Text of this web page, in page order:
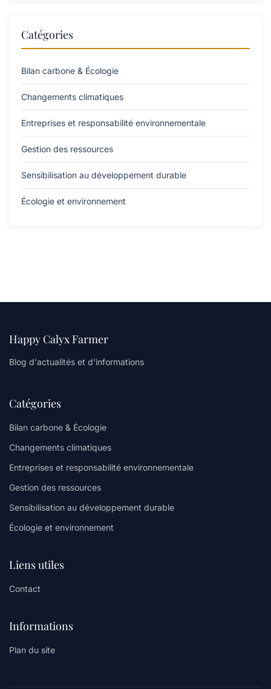
Catégories
Bilan carbone & Écologie
Changements climatiques
Entreprises et responsabilité environnementale
Gestion des ressources
Sensibilisation au développement durable
Écologie et environnement
Happy Calyx Farmer
Blog d'actualités et d'informations
Catégories
Bilan carbone & Écologie
Changements climatiques
Entreprises et responsabilité environnementale
Gestion des ressources
Sensibilisation au développement durable
Écologie et environnement
Liens utiles
Contact
Informations
Plan du site